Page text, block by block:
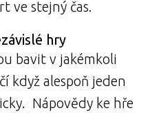
ve stejný čas.
hry
bavit v jakémkoli
když alespoň jeden
Nápovědy ke hře